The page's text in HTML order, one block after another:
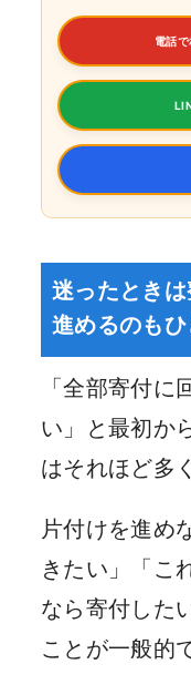
電話
迷ったとき
進めるのも
「全部寄付
い」と最初か
はそれほど多
片付けを進め
きたい」「こ
なら寄付した
ことが一般的